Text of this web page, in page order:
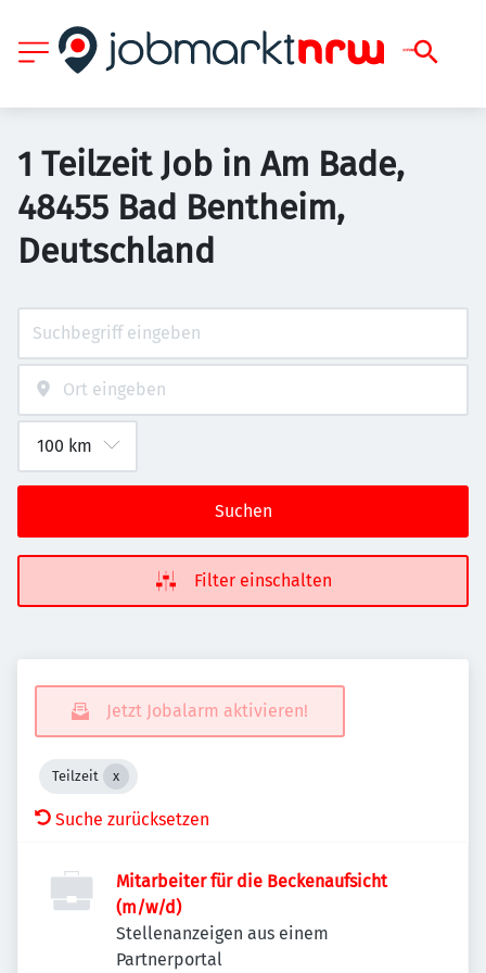
1 Teilzeit Job in Am Bade,
48455 Bad Bentheim,
Deutschland
Suchen
Filter einschalten
Jetzt Jobalarm aktivieren!
Teilzeit
Suche zurücksetzen
Mitarbeiter für die Beckenaufsicht
(m/w/d)
Stellenanzeigen aus einem
Partnerportal